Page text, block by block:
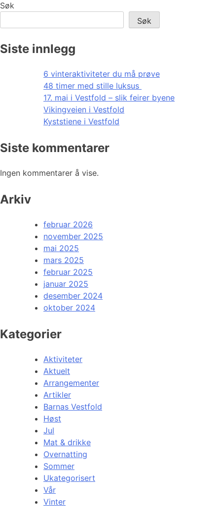
Søk
Søk
Siste innlegg
6 vinteraktiviteter du må prøve
48 timer med stille luksus
17. mai i Vestfold – slik feirer byene
Vikingveien i Vestfold
Kyststiene i Vestfold
Siste kommentarer
Ingen kommentarer å vise.
Arkiv
februar 2026
november 2025
mai 2025
mars 2025
februar 2025
januar 2025
desember 2024
oktober 2024
Kategorier
Aktiviteter
Aktuelt
Arrangementer
Artikler
Barnas Vestfold
Høst
Jul
Mat & drikke
Overnatting
Sommer
Ukategorisert
Vår
Vinter